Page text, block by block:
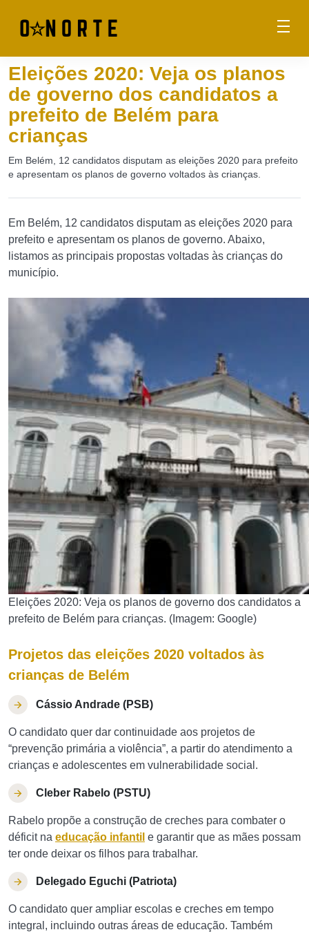
Eleições 2020: Veja os planos
de governo dos candidatos a
prefeito de Belém para
crianças
Em Belém, 12 candidatos disputam as eleições 2020 para prefeito
e apresentam os planos de governo voltados às crianças.
Em Belém, 12 candidatos disputam as eleições 2020 para
prefeito e apresentam os planos de governo. Abaixo,
listamos as principais propostas voltadas às crianças do
município.
Eleições 2020: Veja os planos de governo dos candidatos a
prefeito de Belém para crianças. (Imagem: Google)
Projetos das eleições 2020 voltados às
crianças de Belém
Cássio Andrade (PSB)
O candidato quer dar continuidade aos projetos de
“prevenção primária a violência”, a partir do atendimento a
crianças e adolescentes em vulnerabilidade social.
Cleber Rabelo (PSTU)
Rabelo propõe a construção de creches para combater o
déficit na educação infantil e garantir que as mães possam
ter onde deixar os filhos para trabalhar.
Delegado Eguchi (Patriota)
O candidato quer ampliar escolas e creches em tempo
integral, incluindo outras áreas de educação. Também